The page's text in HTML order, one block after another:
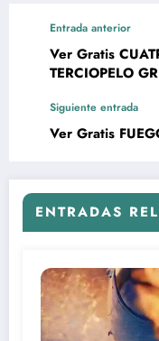
Entrada anterior
Ver Gratis
TERCIOPELO
Siguiente entrada
Ver Gratis
ENTRADAS